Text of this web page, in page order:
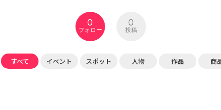
0
フォロー
0
投稿
すべて イベント スポット 人物 作品 商